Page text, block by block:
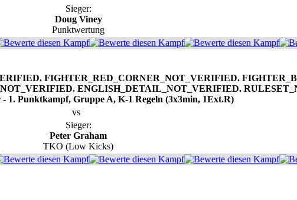
Sieger:
Doug Viney
Punktwertung
1. Punktkampf, Gruppe A, K-1 Regeln (3x3min, 1Ext.R)
vs
Sieger:
Peter Graham
TKO (Low Kicks)